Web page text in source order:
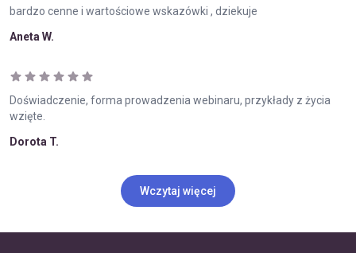
bardzo cenne i wartościowe wskazówki , dziekuje
Aneta W.
Doświadczenie, forma prowadzenia webinaru, przykłady z życia
wzięte.
Dorota T.
Wczytaj więcej